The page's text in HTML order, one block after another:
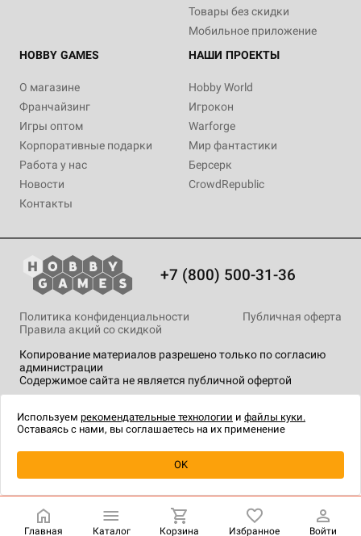
Купить| 5 990 ₽
Товары без скидки
Мобильное приложение
HOBBY GAMES
О магазине
Франчайзинг
Игры оптом
Корпоративные подарки
Работа у нас
Новости
Контакты
НАШИ ПРОЕКТЫ
Hobby World
Игрокон
Warforge
Мир фантастики
Берсерк
CrowdRepublic
+7 (800) 500-31-36
Копирование материалов разрешено только по согласию
администрации
Содержимое сайта не является публичной офертой
Политика конфиденциальности
Публичная оферта
Правила акций со скидкой
технологии.
Главная Каталог Корзина Избранное Войти
Используем рекомендательные технологии и файлы куки.
Оставаясь с нами, вы соглашаетесь на их применение
OK